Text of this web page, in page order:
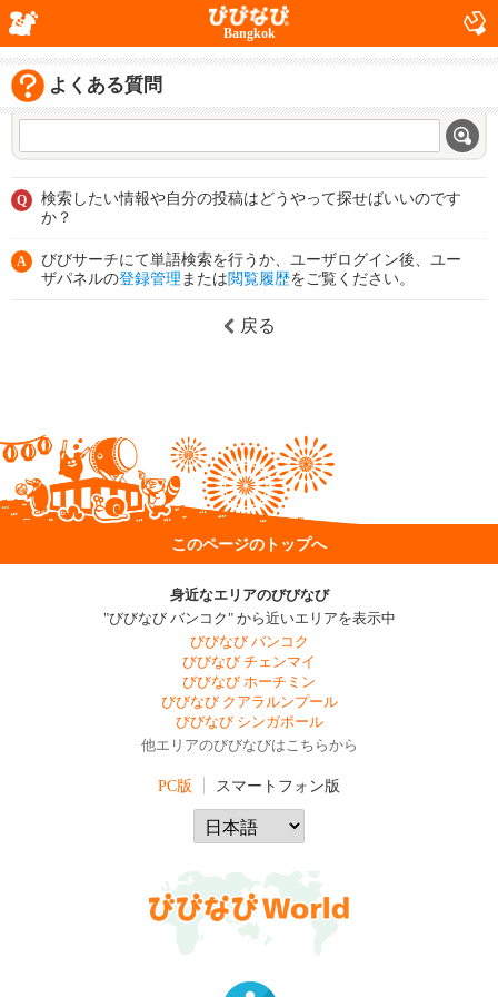
Bangkok
よくある質問
Q
検索したい情報や自分の投稿はどうやって探せばいいのです
か？
A
びびサーチにて単語検索を行うか、ユーザログイン後、ユー
ザパネルの登録管理 または閲覧履歴をご覧ください。
戻る
このページのトップへ
身近なエリアのびびなび
"びびなび バンコク" から近いエリアを表示中
びびなび バンコク
びびなび チェンマイ
びびなび ホーチミン
びびなび クアラルンプール
びびなび シンガポール
他エリアのびびなびはこちらから
PC版 スマートフォン版